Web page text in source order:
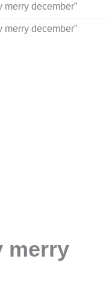
merry december”
merry december”
merry